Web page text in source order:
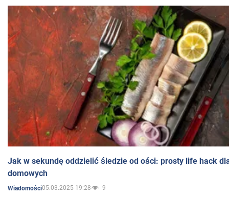
Jak w sekundę oddzielić śledzie od ości: prosty life hack
domowych
Wiadomości05.03.2025 19:28 9